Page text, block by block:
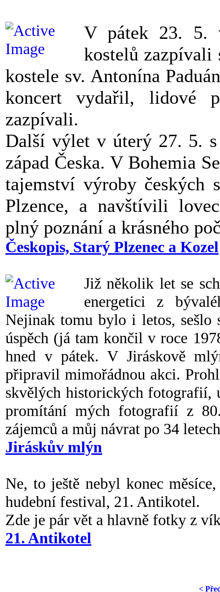
V pátek 23. 5.
kostelů
kostele sv. Antonína
koncert vydařil, lidové
zazpívali.
Další výlet v úterý 27. 5.
západ Česka. V Bohemia
tajemství výroby českých
Plzence, a navštívili
plný poznání a krásného
Českopis, Starý Plzenec a Kozel
Již několik let se
energetici z
Nejinak tomu bylo i letos, sešlo
úspěch (já tam končil v roce
hned v pátek. V Jiráskově
připravil mimořádnou akci.
skvělých historických fotografií,
promítání mých fotografií z
zájemců a můj návrat po 34
Jiráskův mlýn
Ne, to ještě nebyl konec
hudební festival, 21. Antikotel.
Zde je pár vět a hlavně fotky z
21. Antikotel
<